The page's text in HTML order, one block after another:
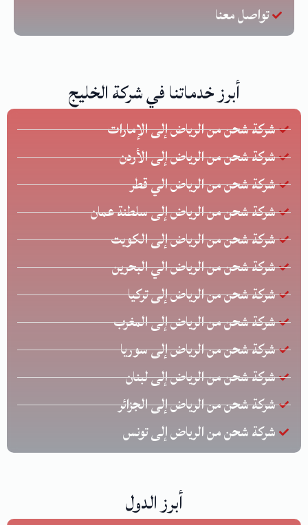
تواصل معنا
أبرز خدماتنا في شركة الخليج
شركة شحن من الرياض إلى الإمارات
شركة شحن من الرياض إلى الأردن
شركة شحن من الرياض الي قطر
شركة شحن من الرياض إلى سلطنة عمان
شركة شحن من الرياض إلى الكويت
شركة شحن من الرياض الي البحرين
شركة شحن من الرياض إلى تركيا
شركة شحن من الرياض إلى المغرب
شركة شحن من الرياض إلى سوريا
شركة شحن من الرياض إلى لبنان
شركة شحن من الرياض إلى الجزائر
شركة شحن من الرياض إلى تونس
أبرز الدول